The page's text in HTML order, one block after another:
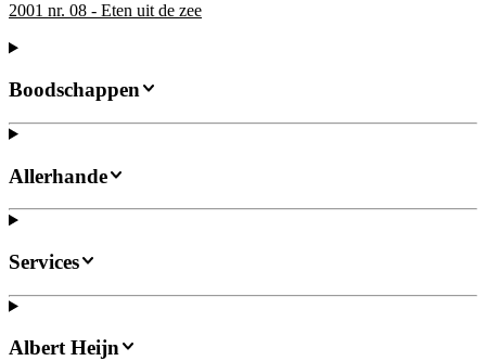
2001 nr. 08 - Eten uit de zee
Boodschappen
Allerhande
Services
Albert Heijn